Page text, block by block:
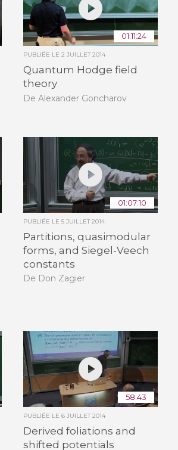
01:11:24
PUBLIÉE LE 2 JUILLET 2014
Quantum Hodge field
theory
De Alexander Goncharov
01:07:10
PUBLIÉE LE 5 JUILLET 2014
Partitions, quasimodular
forms, and Siegel-Veech
constants
De Don Zagier
58:43
PUBLIÉE LE 6 JUILLET 2014
Derived foliations and
shifted potentials